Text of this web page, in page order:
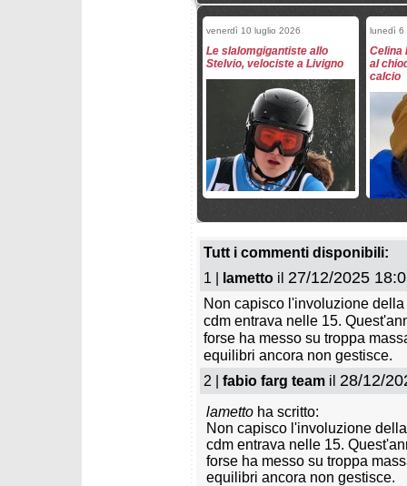
venerdì 10 luglio 2026
Le slalomgigantiste allo
Stelvio, velociste a Livigno
lunedì 6
Celina
al
calcio
stagione 2026/2027
2026/
Festa Norvegia: Haugan
vince l'ultimo slalom,
McGrath la coppa di
specialità
come
Tutt i commenti disponibili:
1 | lametto il 27/12/2025
Non capisco l'involuzione
cdm entrava nelle 15.
forse ha messo su troppa
equilibri ancora non gestisce.
2 | fabio farg team il 28/12/
lametto ha scritto:
Non capisco l'involuzione
cdm entrava nelle 15.
forse ha messo su troppa
equilibri ancora non gestisce.